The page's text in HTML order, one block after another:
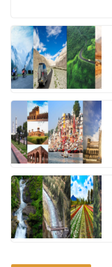
c
e
b
o
o
k
itt
er